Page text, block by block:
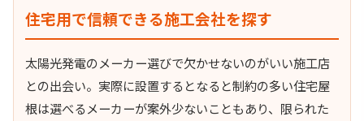
住宅用で信頼できる施工会社を探す
太陽光発電のメーカー選びで欠かせないのがいい施工店
との出会い。実際に設置するとなると制約の多い住宅屋
根は選べるメーカーが案外少ないこともあり、限られた